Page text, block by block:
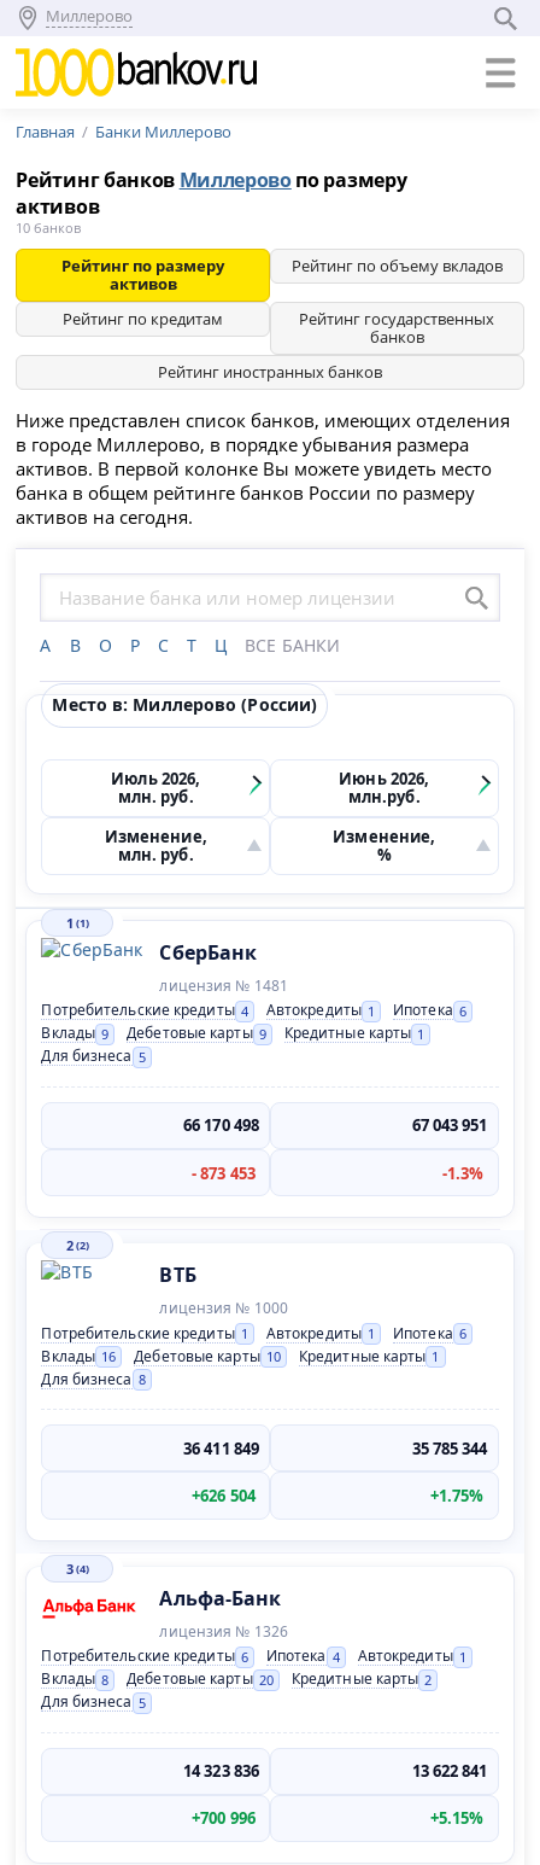
Миллерово
Главная Банки Миллерово
Рейтинг банков Миллеровопо размеру
активов
10 банков
Рейтинг по размеру
активов
Рейтинг по объему вкладов
Рейтинг по кредитам
Рейтинг государственных
банков
Рейтинг иностранных банков
Ниже представлен список банков, имеющих отделения
в городе Миллерово, в порядке убывания размера
активов. В первой колонке Вы можете увидеть место
банка в общем рейтинге банков России по размеру
активов на сегодня.
А В О Р С Т Ц ВСЕ БАНКИ
Место в: Миллерово (России)
Июль 2026,
млн. руб.
Июнь 2026,
млн.руб.
Изменение,
млн. руб.
Изменение,
%
1 (1)
СберБанк
лицензия № 1481
Потребительские кредиты 4 Автокредиты 1 Ипотека 6
Вклады 9 Дебетовые карты 9 Кредитные карты 1
Для бизнеса 5
66 170 498 67 043 951
- 873 453 -1.3%
2(2)
ВТБ
лицензия № 1000
Потребительские кредиты 1 Автокредиты 1 Ипотека 6
Вклады 16 Дебетовые карты 10 Кредитные карты 1
Для бизнеса 8
36 411 849 35 785 344
+626 504 +1.75%
3(4)
Альфа-Банк
лицензия № 1326
Потребительские кредиты 6 Ипотека 4 Автокредиты 1
Вклады 8 Дебетовые карты 20 Кредитные карты 2
Для бизнеса 5
14 323 836 13 622 841
+700 996 +5.15%